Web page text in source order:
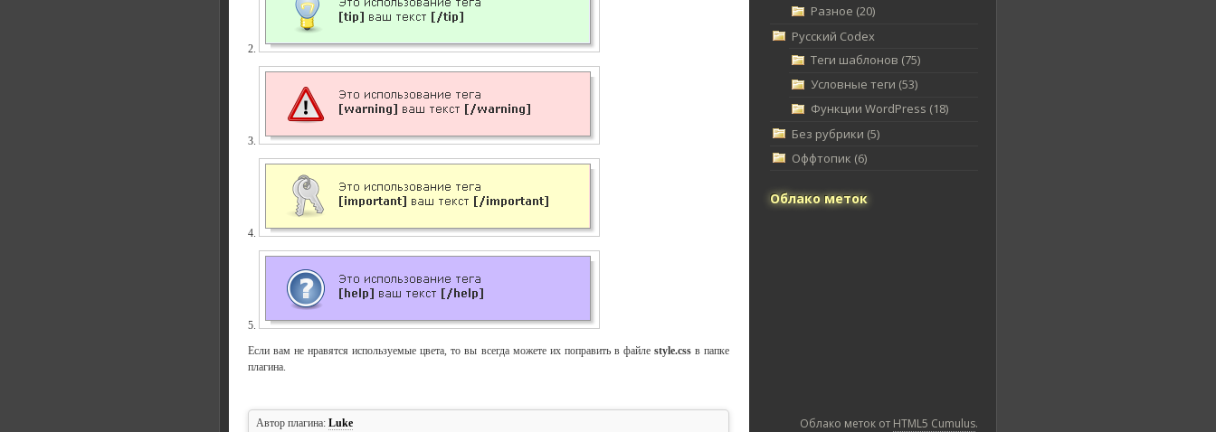
2.
3.
4.
5.
Если вам не нравятся используемые цвета, то вы всегда можете их поправить в файле style.cssв папке
плагина.
Автор плагина: Luke
Разное (20)
Русский Codex
Теги шаблонов (75)
Условные теги (53)
Функции WordPress (18)
Без рубрики (5)
Оффтопик (6)
Облако меток
Облако меток от HTML5 Cumulus.